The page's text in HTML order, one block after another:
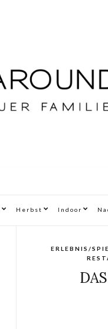
Herbst Indoor
ERLEBNIS/